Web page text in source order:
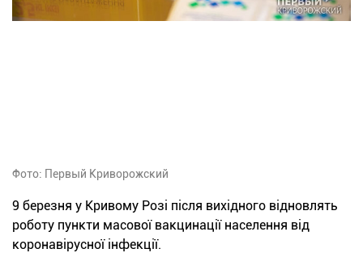
Фото: Первый Криворожский
9 березня у Кривому Розі після вихідного відновлять
роботу пункти масової вакцинації населення від
коронавірусної інфекції.